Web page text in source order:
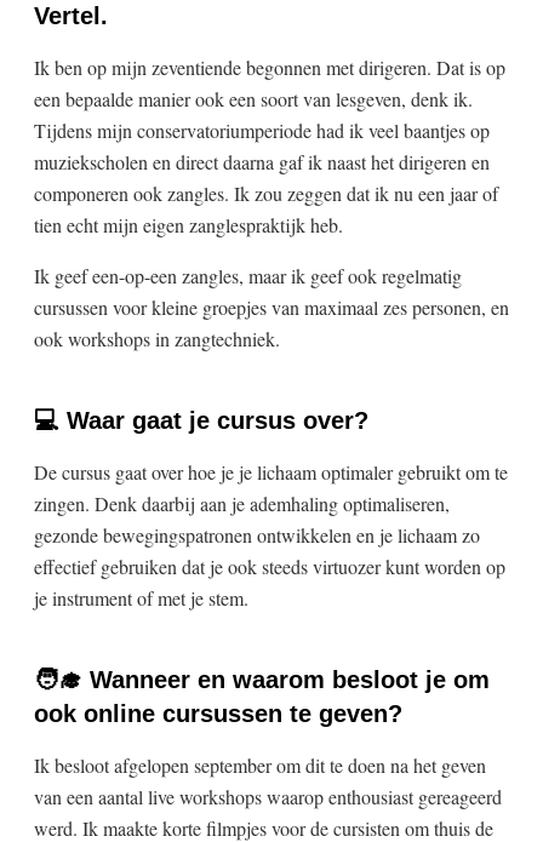
Vertel.
Ik ben op mijn zeventiende begonnen met dirigeren. Dat is op
een bepaalde manier ook een soort van lesgeven, denk ik.
Tijdens mijn conservatoriumperiode had ik veel baantjes op
muziekscholen en direct daarna gaf ik naast het dirigeren en
componeren ook zangles. Ik zou zeggen dat ik nu een jaar of
tien echt mijn eigen zanglespraktijk heb.
Ik geef een-op-een zangles, maar ik geef ook regelmatig
cursussen voor kleine groepjes van maximaal zes personen, en
ook workshops in zangtechniek.
💻 Waar gaat je cursus over?
De cursus gaat over hoe je je lichaam optimaler gebruikt om te
zingen. Denk daarbij aan je ademhaling optimaliseren,
gezonde bewegingspatronen ontwikkelen en je lichaam zo
effectief gebruiken dat je ook steeds virtuozer kunt worden op
je instrument of met je stem.
🧑‍🎓 Wanneer en waarom besloot je om
ook online cursussen te geven?
Ik besloot afgelopen september om dit te doen na het geven
van een aantal live workshops waarop enthousiast gereageerd
werd. Ik maakte korte filmpjes voor de cursisten om thuis de